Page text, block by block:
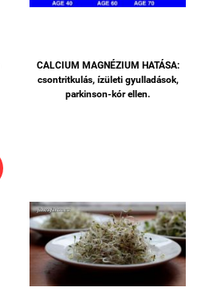
CALCIUM MAGNÉZIUM HATÁSA:
csontritkulás, ízületi gyulladások,
parkinson-kór ellen.